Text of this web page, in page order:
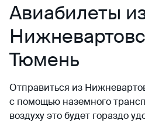
Авиабилеты
Тюмень
Отправиться из
с помощью наземного
воздуху это будет гораздо